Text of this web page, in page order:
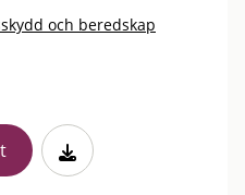
och beredskap